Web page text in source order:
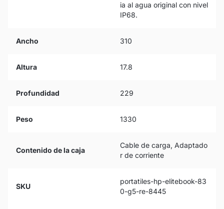
ia al agua original con nivel
IP68.
Ancho 310
Altura 17.8
Profundidad 229
Peso 1330
Contenido de la caja
Cable de carga, Adaptado
r de corriente
SKU
portatiles-hp-elitebook-83
0-g5-re-8445